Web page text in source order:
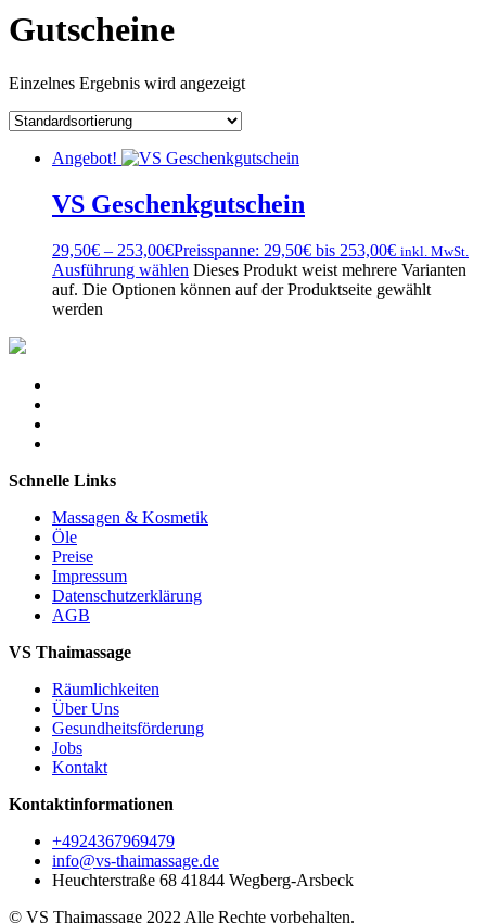
Gutscheine
Einzelnes Ergebnis wird angezeigt
Angebot!
VS Geschenkgutschein
29,50€ – 253,00€Preisspanne: 29,50€ bis 253,00€ inkl. MwSt.
Ausführung wählen Dieses Produkt weist mehrere Varianten
auf. Die Optionen können auf der Produktseite gewählt
werden
Schnelle Links
Massagen & Kosmetik
Öle
Preise
Impressum
Datenschutzerklärung
AGB
VS Thaimassage
Räumlichkeiten
Über Uns
Gesundheitsförderung
Jobs
Kontakt
Kontaktinformationen
+4924367969479
info@vs-thaimassage.de
Heuchterstraße 68 41844 Wegberg-Arsbeck
© VS Thaimassage 2022 Alle Rechte vorbehalten.